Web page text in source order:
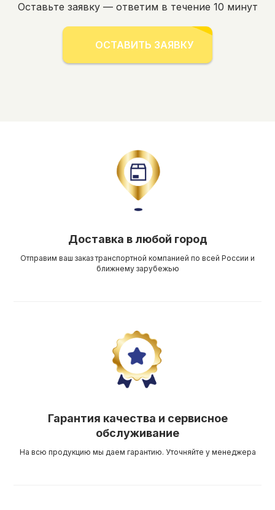
Оставьте заявку — ответим в течение 10 минут
ОСТАВИТЬ ЗАЯВКУ
Доставка в любой город
Отправим ваш заказ транспортной компанией по всей России и
ближнему зарубежью
Гарантия качества и сервисное
обслуживание
На всю продукцию мы даем гарантию. Уточняйте у менеджера